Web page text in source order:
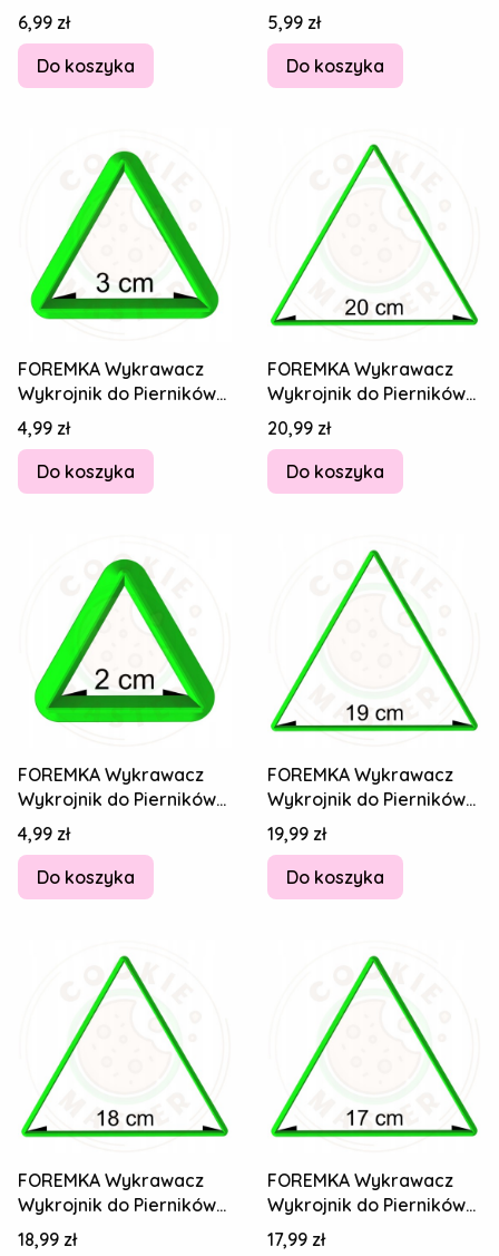
Figury geometryczne -
TRÓJKĄT 5cm
Cena
6,99 zł
Do koszyka
Figury geometryczne -
TRÓJKĄT 4cm
Cena
5,99 zł
Do koszyka
FOREMKA Wykrawacz
Wykrojnik do Pierników
Figury geometryczne -
TRÓJKĄT 3cm
Cena
4,99 zł
Do koszyka
FOREMKA Wykrawacz
Wykrojnik do Pierników
Figury geometryczne -
TRÓJKĄT 20cm
Cena
20,99 zł
Do koszyka
FOREMKA Wykrawacz
Wykrojnik do Pierników
Figury geometryczne -
TRÓJKĄT 2cm
Cena
4,99 zł
Do koszyka
FOREMKA Wykrawacz
Wykrojnik do Pierników
Figury geometryczne -
TRÓJKĄT 19cm
Cena
19,99 zł
Do koszyka
FOREMKA Wykrawacz
Wykrojnik do Pierników
Figury geometryczne -
Cena
18,99 zł
FOREMKA Wykrawacz
Wykrojnik do Pierników
Figury geometryczne -
Cena
17,99 zł